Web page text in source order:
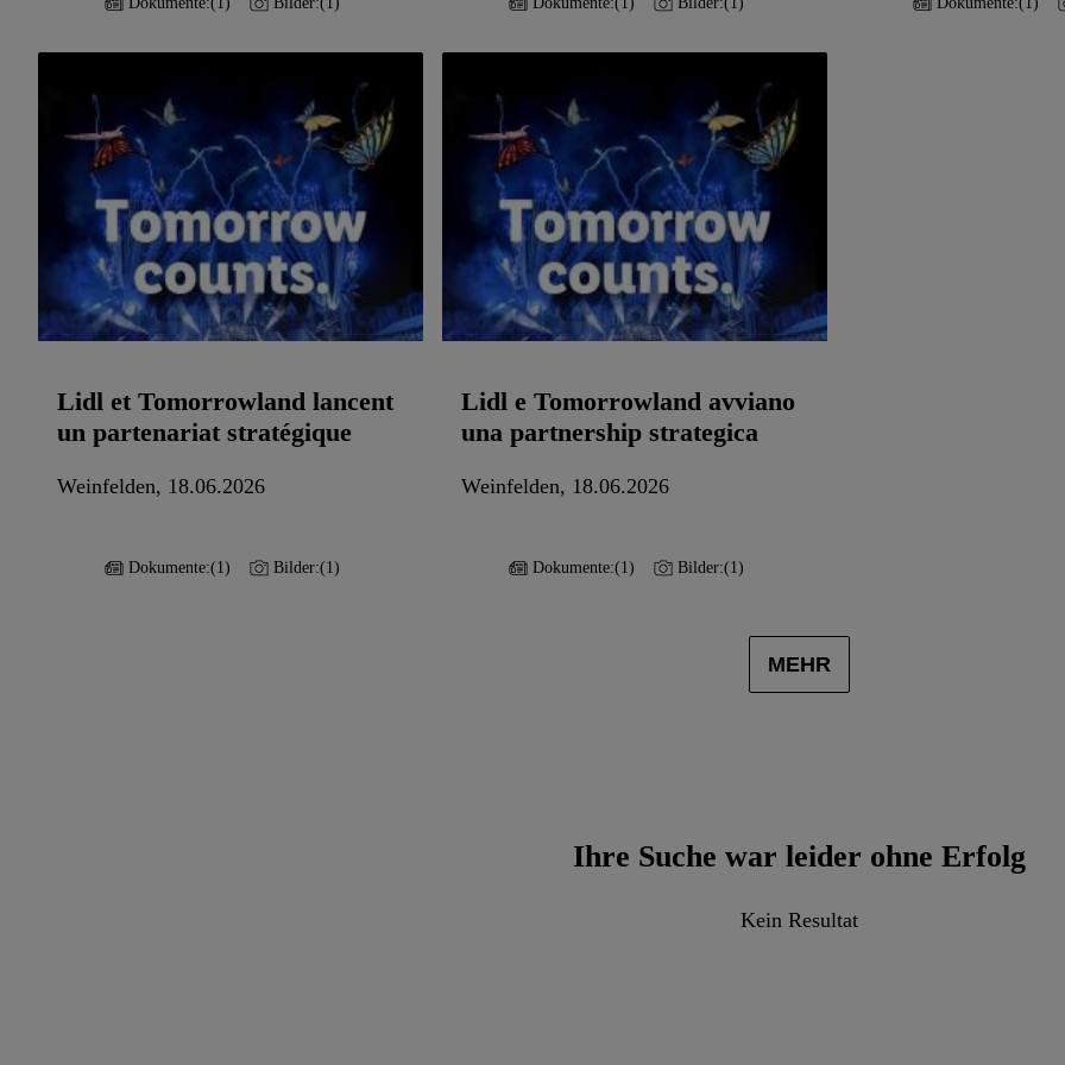
Lidl et Tomorrowland lancent
un partenariat stratégique
Weinfelden, 18.06.2026
Dokumente:(1) Bilder:(1)
Lidl e Tomorrowland avviano
una partnership strategica
Weinfelden, 18.06.2026
Dokumente:(1) Bilder:(1)
MEHR
Ihre Suche war leider ohne Erfolg
Kein Resultat